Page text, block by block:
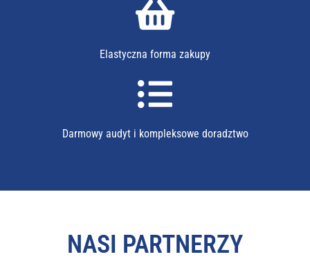
Elastyczna forma zakupy
Darmowy audyt i kompleksowe doradztwo
NASI PARTNERZY